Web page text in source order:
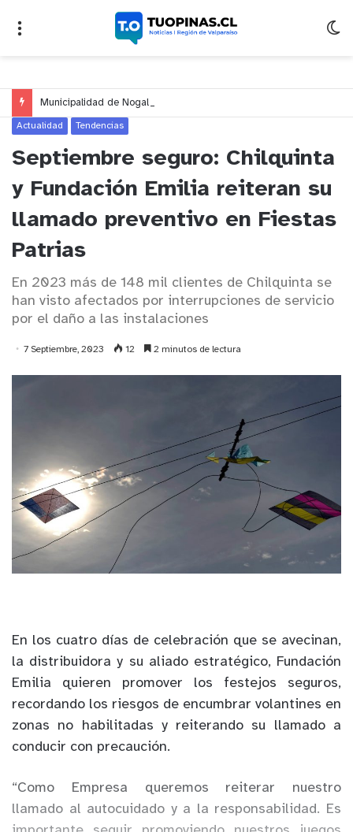
Actualidad Tendencias
Septiembre seguro: Chilquinta
y Fundación Emilia reiteran su
llamado preventivo en Fiestas
Patrias
En 2023 más de 148 mil clientes de Chilquinta se
han visto afectados por interrupciones de servicio
por el daño a las instalaciones
7 Septiembre, 2023 12 2 minutos de lectura
En los cuatro días de celebración que se avecinan,
la distribuidora y su aliado estratégico, Fundación
Emilia quieren promover los festejos seguros,
recordando los riesgos de encumbrar volantines en
zonas no habilitadas y reiterando su llamado a
conducir con precaución.
“Como Empresa queremos reiterar nuestro
llamado al autocuidado y a la responsabilidad. Es